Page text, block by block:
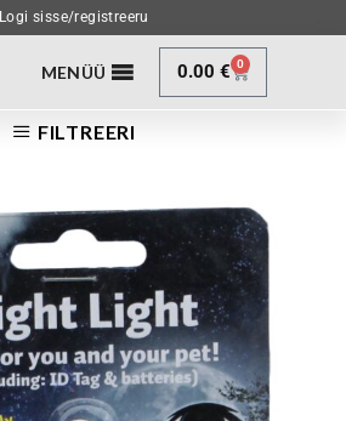
Logi sisse/registreeru
MENÜÜ 0.00€ 0
FILTREERI